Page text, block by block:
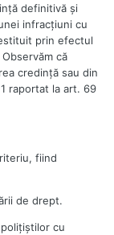
definitivă şi
infracţiuni cu
prin efectul
că
credinţă sau din
raportat la art. 69
fiind
de drept.
cu